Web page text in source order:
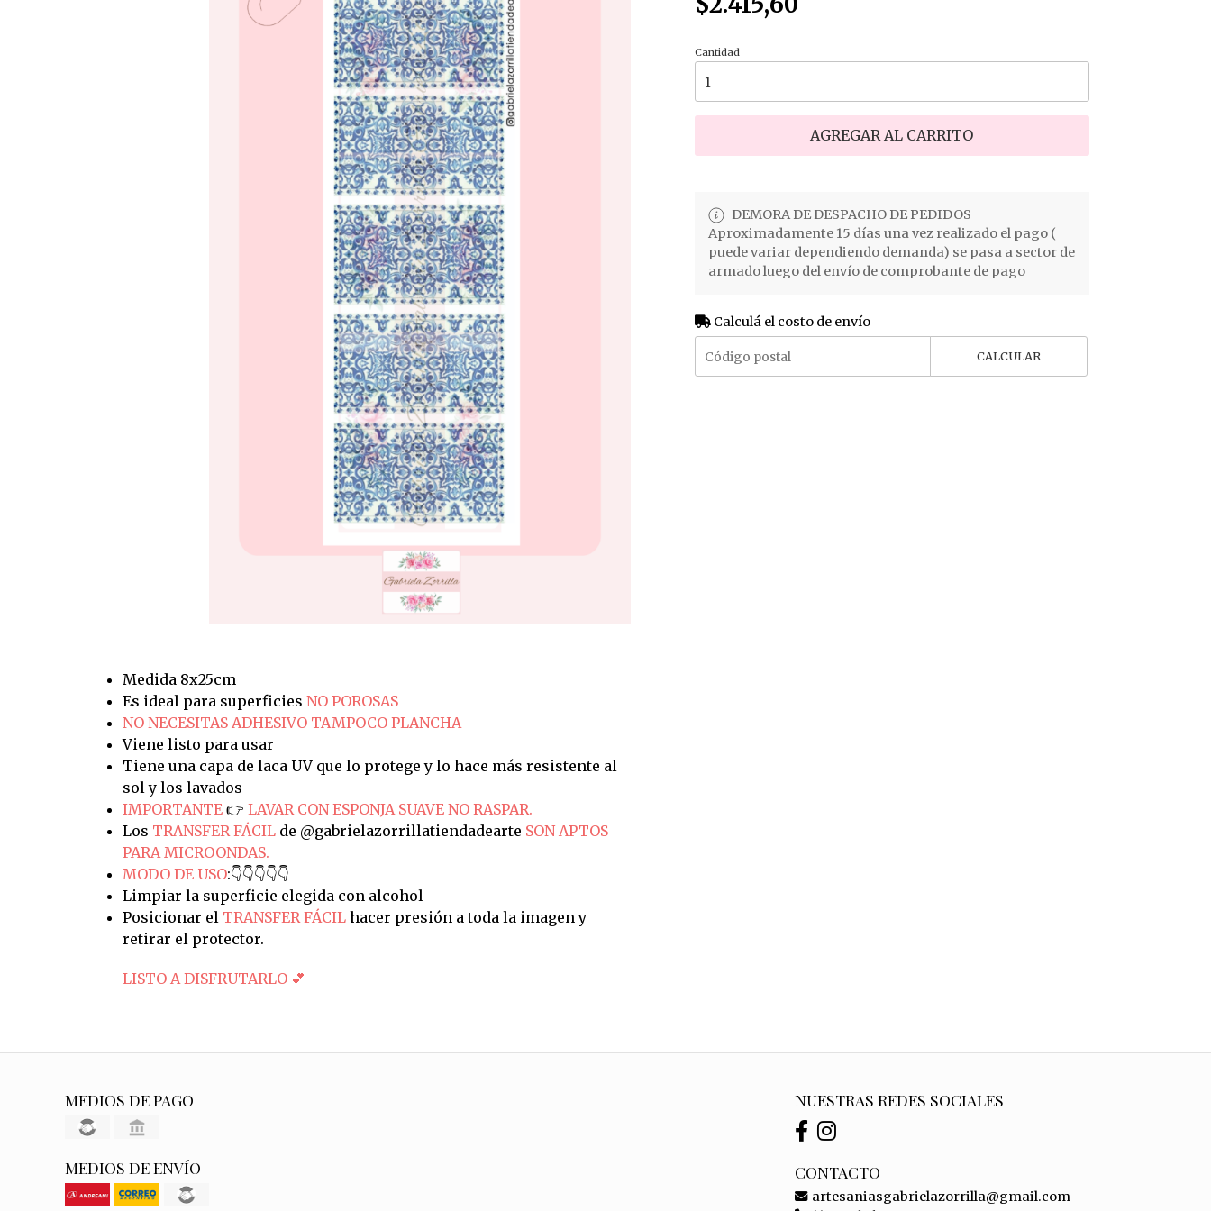
Medida 8x25cm
Es ideal para superficies NO POROSAS
NO NECESITAS ADHESIVO TAMPOCO PLANCHA
Viene listo para usar
Tiene una capa de laca UV que lo protege y lo hace más resistente al
sol y los lavados
IMPORTANTE 👉 LAVAR CON ESPONJA SUAVE NO RASPAR.
Los TRANSFER FÁCILde @gabrielazorrillatiendadearte SON APTOS
PARA MICROONDAS.
MODO DE USO:👇👇👇👇👇
Limpiar la superficie elegida con alcohol
Posicionar el TRANSFER FÁCILhacer presión a toda la imagen y
retirar el protector.
LISTO A DISFRUTARLO 💕
Cantidad
AGREGAR AL CARRITO
DEMORA DE DESPACHO DE PEDIDOS
Aproximadamente 15 días una vez realizado el pago (
puede variar dependiendo demanda) se pasa a sector de
armado luego del envío de comprobante de pago
Calculá el costo de envío
CALCULAR
MEDIOS DE PAGO
MEDIOS DE ENVÍO
NUESTRAS REDES SOCIALES
CONTACTO
artesaniasgabrielazorrilla@gmail.com